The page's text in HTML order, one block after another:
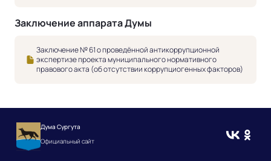
Заключение аппарата Думы
Заключение № 61 о проведённой антикоррупционной
экспертизе проекта муниципального нормативного
правового акта (об отсутствии коррупциогенных факторов)
Дума Сургута
Официальный сайт